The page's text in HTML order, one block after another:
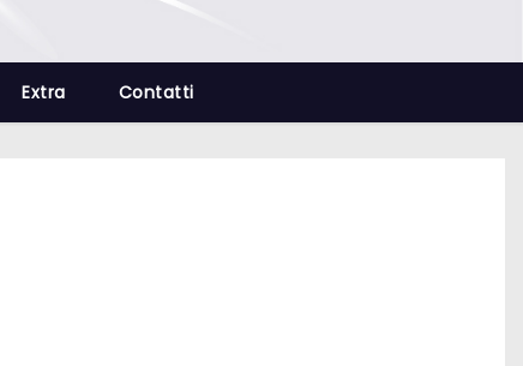
Extra Contatti